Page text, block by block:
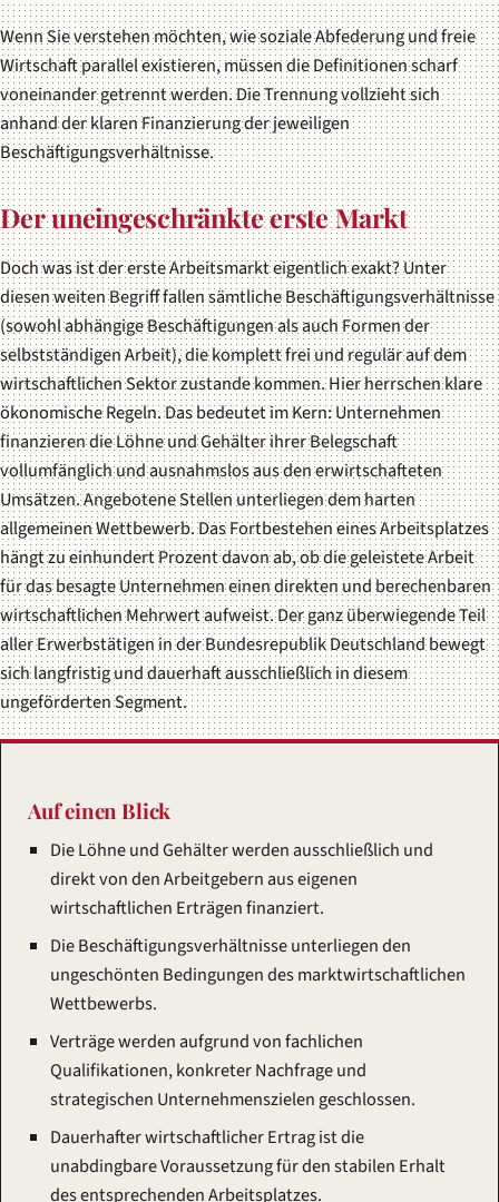
Wenn Sie verstehen möchten, wie soziale Abfederung und freie
Wirtschaft parallel existieren, müssen die Definitionen scharf
voneinander getrennt werden. Die Trennung vollzieht sich
anhand der klaren Finanzierung der jeweiligen
Beschäftigungsverhältnisse.
Der uneingeschränkte erste Markt
Doch was ist der erste Arbeitsmarkt eigentlich exakt? Unter
diesen weiten Begriff fallen sämtliche Beschäftigungsverhältnisse
(sowohl abhängige Beschäftigungen als auch Formen der
selbstständigen Arbeit), die komplett frei und regulär auf dem
wirtschaftlichen Sektor zustande kommen. Hier herrschen klare
ökonomische Regeln. Das bedeutet im Kern: Unternehmen
finanzieren die Löhne und Gehälter ihrer Belegschaft
vollumfänglich und ausnahmslos aus den erwirtschafteten
Umsätzen. Angebotene Stellen unterliegen dem harten
allgemeinen Wettbewerb. Das Fortbestehen eines Arbeitsplatzes
hängt zu einhundert Prozent davon ab, ob die geleistete Arbeit
für das besagte Unternehmen einen direkten und berechenbaren
wirtschaftlichen Mehrwert aufweist. Der ganz überwiegende Teil
aller Erwerbstätigen in der Bundesrepublik Deutschland bewegt
sich langfristig und dauerhaft ausschließlich in diesem
ungeförderten Segment.
Auf einen Blick
Die Löhne und Gehälter werden ausschließlich und
direkt von den Arbeitgebern aus eigenen
wirtschaftlichen Erträgen finanziert.
Die Beschäftigungsverhältnisse unterliegen den
ungeschönten Bedingungen des marktwirtschaftlichen
Wettbewerbs.
Verträge werden aufgrund von fachlichen
Qualifikationen, konkreter Nachfrage und
strategischen Unternehmenszielen geschlossen.
Dauerhafter wirtschaftlicher Ertrag ist die
unabdingbare Voraussetzung für den stabilen Erhalt
des entsprechenden Arbeitsplatzes.